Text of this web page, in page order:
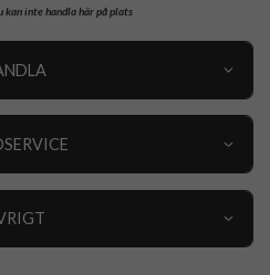
kan inte handla här på plats